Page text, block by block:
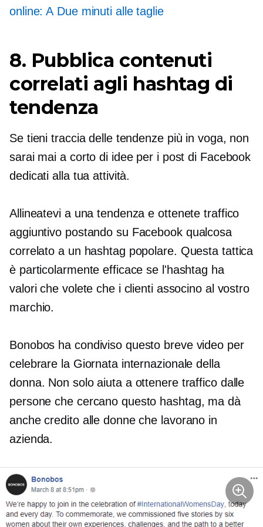
online: A Due minuti alle taglie
8. Pubblica contenuti
correlati agli hashtag di
tendenza
Se tieni traccia delle tendenze più in voga, non
sarai mai a corto di idee per i post di Facebook
dedicati alla tua attività.
Allineatevi a una tendenza e ottenete traffico
aggiuntivo postando su Facebook qualcosa
correlato a un hashtag popolare. Questa tattica
è particolarmente efficace se l'hashtag ha
valori che volete che i clienti associno al vostro
marchio.
Bonobos ha condiviso questo breve video per
celebrare la Giornata internazionale della
donna. Non solo aiuta a ottenere traffico dalle
persone che cercano questo hashtag, ma dà
anche credito alle donne che lavorano in
azienda.